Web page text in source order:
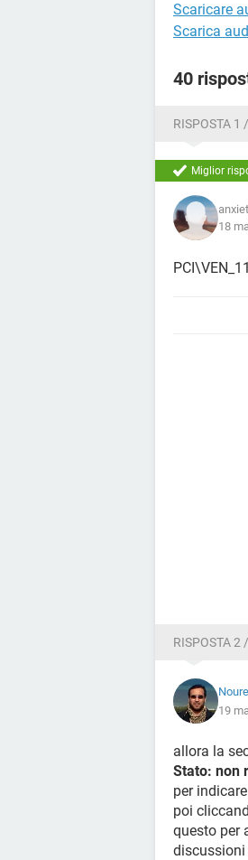
Scaricare
Scarica
40
RISPOSTA 1
Miglior
18
RISPOSTA 2
19
allora la
Stato: non
per
poi
questo per
discussioni